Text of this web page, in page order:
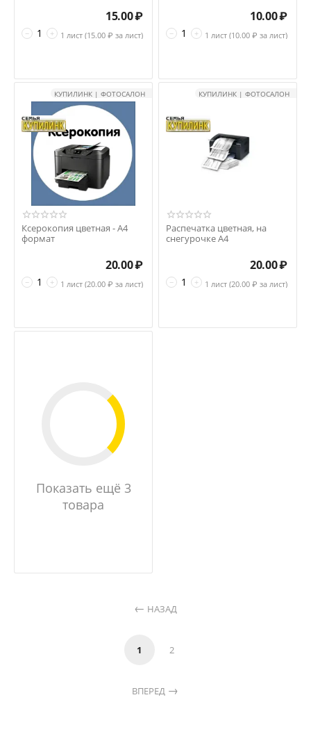
+
−
15.00₽
1 лист (15.00 ₽ за лист) +
−
10.00₽
1 лист (10.00 ₽ за лист)
КУПИЛИНК | ФОТОСАЛОН
Ксерокопия цветная - А4
формат
+
−
20.00₽
1 лист (20.00 ₽ за лист)
КУПИЛИНК | ФОТОСАЛОН
Распечатка цветная, на
снегурочке А4
+
−
20.00₽
1 лист (20.00 ₽ за лист)
Показать ещё 3
товара
НАЗАД
1 2
ВПЕРЕД